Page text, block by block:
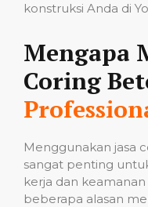
konstruksi Anda di
Mengapa
Coring
Menggunakan jasa
sangat penting
kerja dan
beberapa alasan